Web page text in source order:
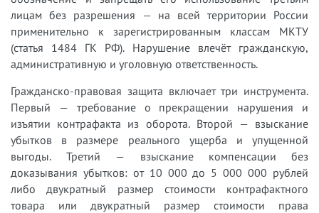
лицам без разрешения — на всей территории России
применительно к зарегистрированным классам МКТУ
(статья 1484 ГК РФ). Нарушение влечёт гражданскую,
административную и уголовную ответственность.
Гражданско-правовая защита включает три инструмента.
Первый — требование о прекращении нарушения и
изъятии контрафакта из оборота. Второй — взыскание
убытков в размере реального ущерба и упущенной
выгоды. Третий — взыскание компенсации без
доказывания убытков: от 10 000 до 5 000 000 рублей
либо двукратный размер стоимости контрафактного
товара или двукратный размер стоимости права